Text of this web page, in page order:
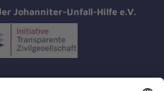
Johanniter-Unfall-Hilfe e.V.